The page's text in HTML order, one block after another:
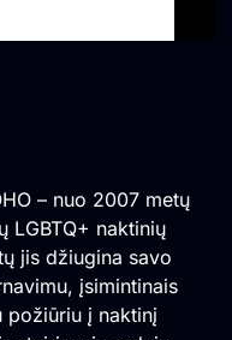
– nuo 2007 metų
LGBTQ+ naktinių
jis džiugina savo
įsimintinais
požiūriu į naktinį